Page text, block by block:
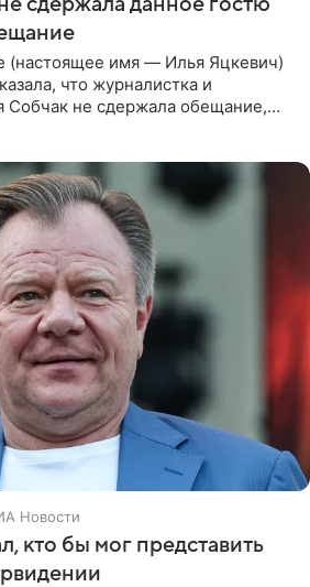
(настоящее имя — Илья Яцкевич)
что журналистка и
Собчак не сдержала обещание,
Новости
кто бы мог представить